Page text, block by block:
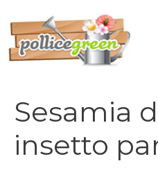
contenuto
Sesamia
insetto